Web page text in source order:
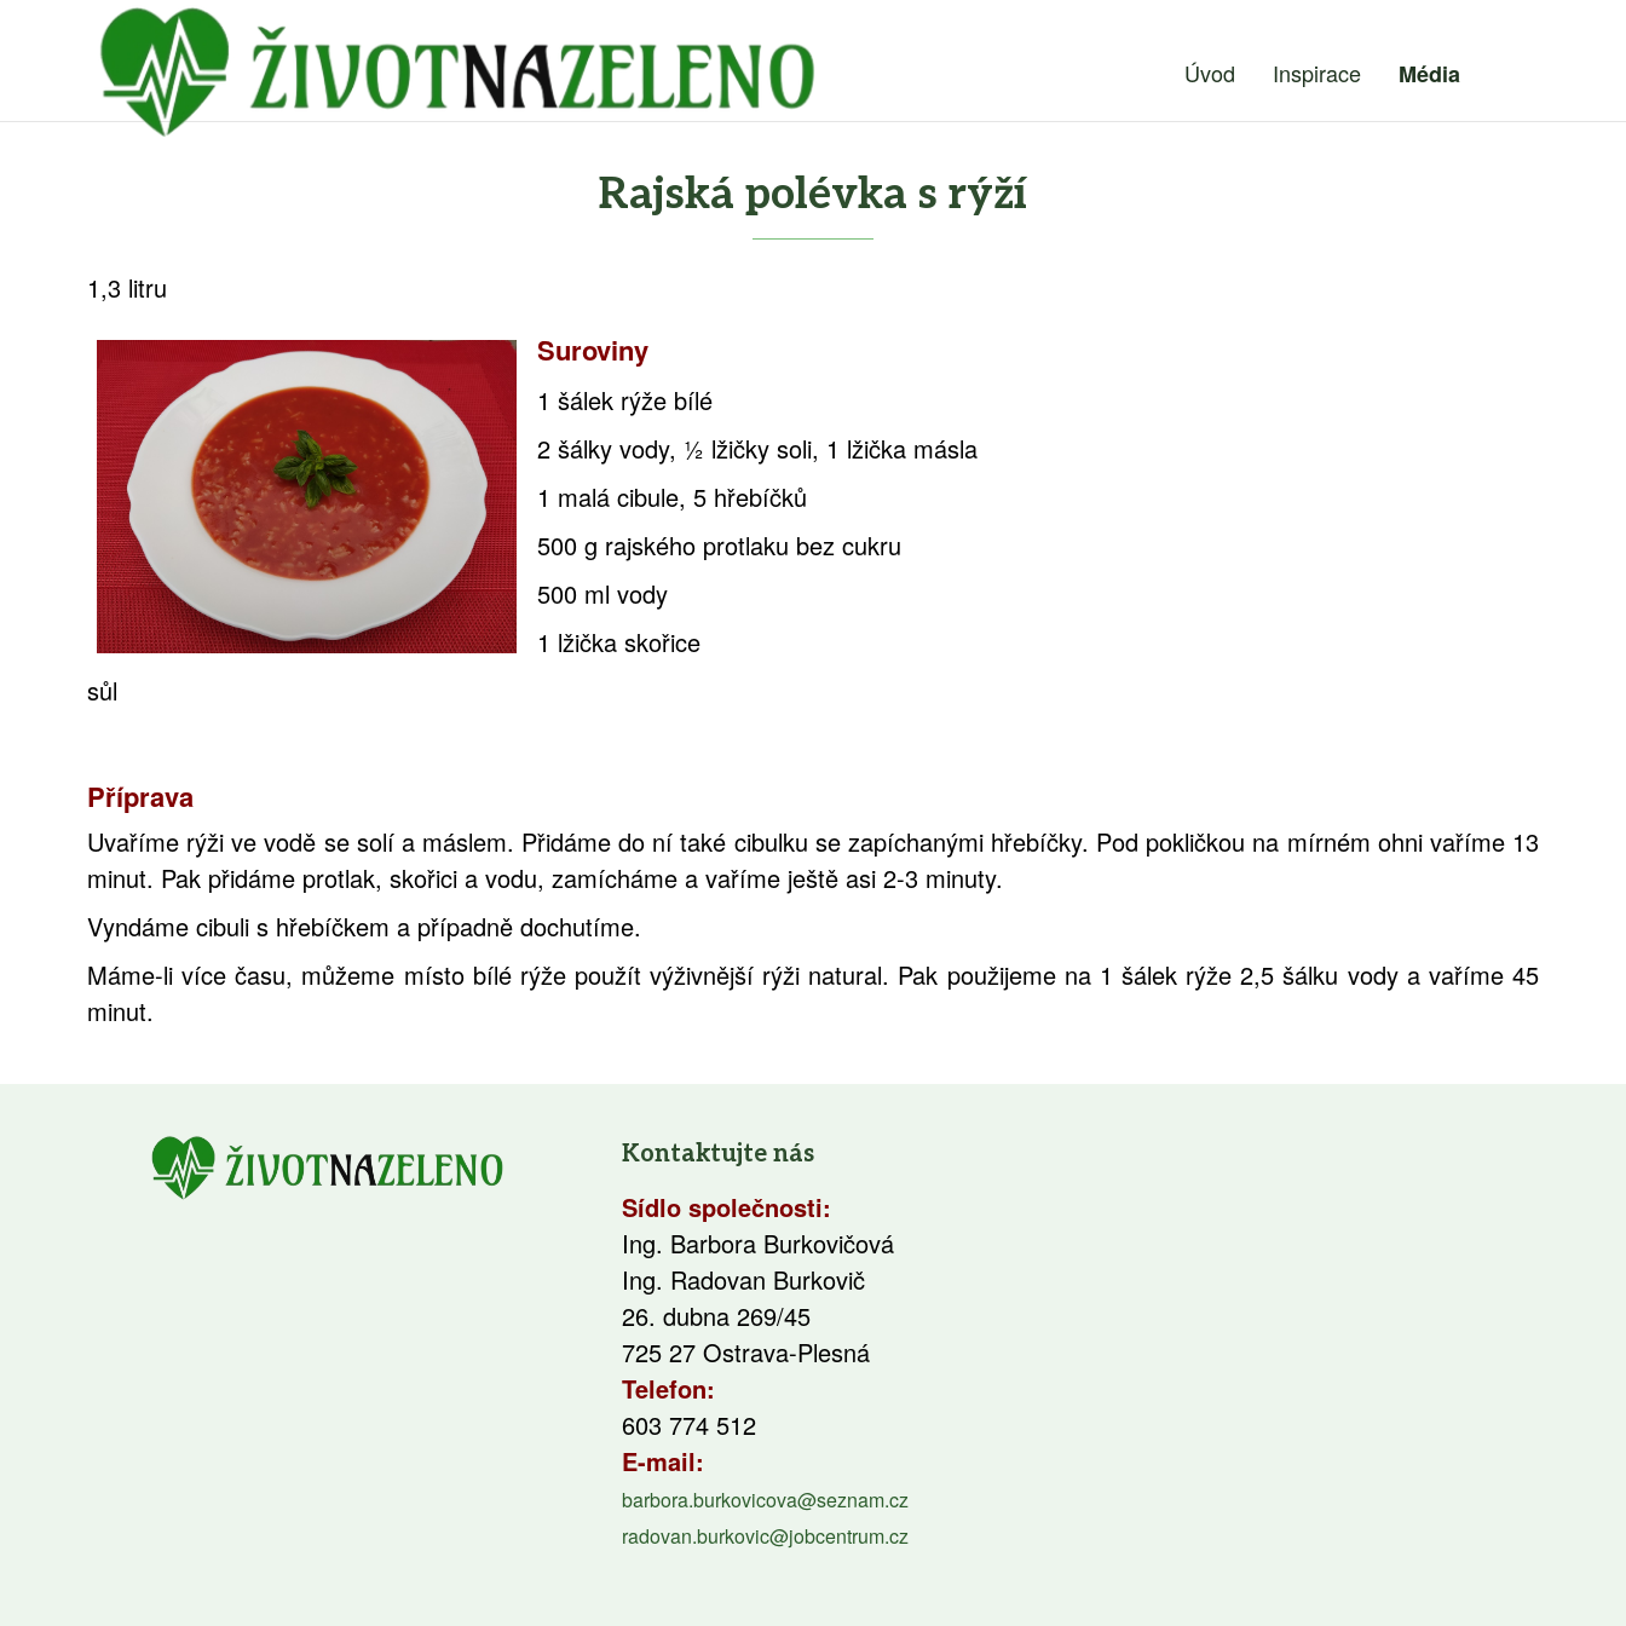
Úvod Inspirace Média
Rajská polévka s rýží
1,3 litru
Suroviny
1 šálek rýže bílé
2 šálky vody, ½ lžičky soli, 1 lžička másla
1 malá cibule, 5 hřebíčků
500 g rajského protlaku bez cukru
500 ml vody
1 lžička skořice
sůl
Příprava
Uvaříme rýži ve vodě se solí a máslem. Přidáme do ní také cibulku se zapíchanými hřebíčky. Pod pokličkou na mírném ohni vaříme 13
minut. Pak přidáme protlak, skořici a vodu, zamícháme a vaříme ještě asi 2-3 minuty.
Vyndáme cibuli s hřebíčkem a případně dochutíme.
Máme-li více času, můžeme místo bílé rýže použít výživnější rýži natural. Pak použijeme na 1 šálek rýže 2,5 šálku vody a vaříme 45
minut.
Kontaktujte nás
Sídlo společnosti:
Ing. Barbora Burkovičová
Ing. Radovan Burkovič
26. dubna 269/45
725 27 Ostrava-Plesná
Telefon:
603 774 512
E-mail:
barbora.burkovicova@seznam.cz
radovan.burkovic@jobcentrum.cz